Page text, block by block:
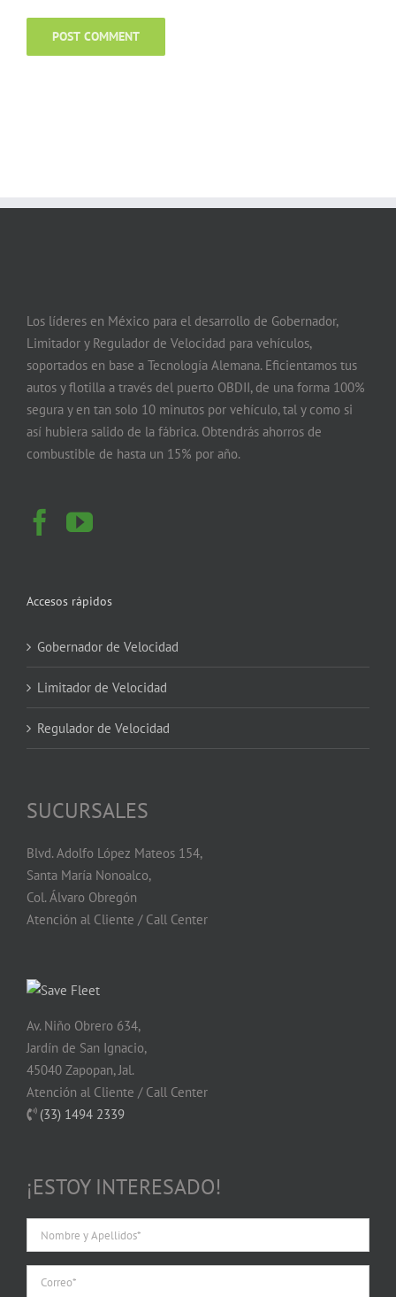
Los líderes en México para el desarrollo de Gobernador,
Limitador y Regulador de Velocidad para vehículos,
soportados en base a Tecnología Alemana. Eficientamos tus
autos y flotilla a través del puerto OBDII, de una forma 100%
segura y en tan solo 10 minutos por vehículo, tal y como si
así hubiera salido de la fábrica. Obtendrás ahorros de
combustible de hasta un 15% por año.
Accesos rápidos
Gobernador de Velocidad
Limitador de Velocidad
Regulador de Velocidad
SUCURSALES
Blvd. Adolfo López Mateos 154,
Santa María Nonoalco,
Col. Álvaro Obregón
Atención al Cliente / Call Center
Av. Niño Obrero 634,
Jardín de San Ignacio,
45040 Zapopan, Jal.
Atención al Cliente / Call Center
(33) 1494 2339
¡ESTOY INTERESADO!